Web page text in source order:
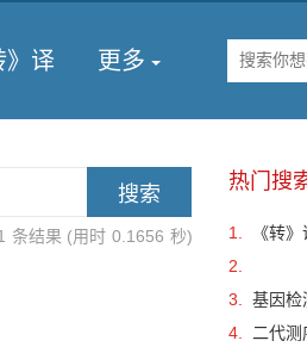
》译 更多
条结果 (用时 0.1656 秒)
热门搜
1.
《转
2.
3.
基因检
4.
二代测